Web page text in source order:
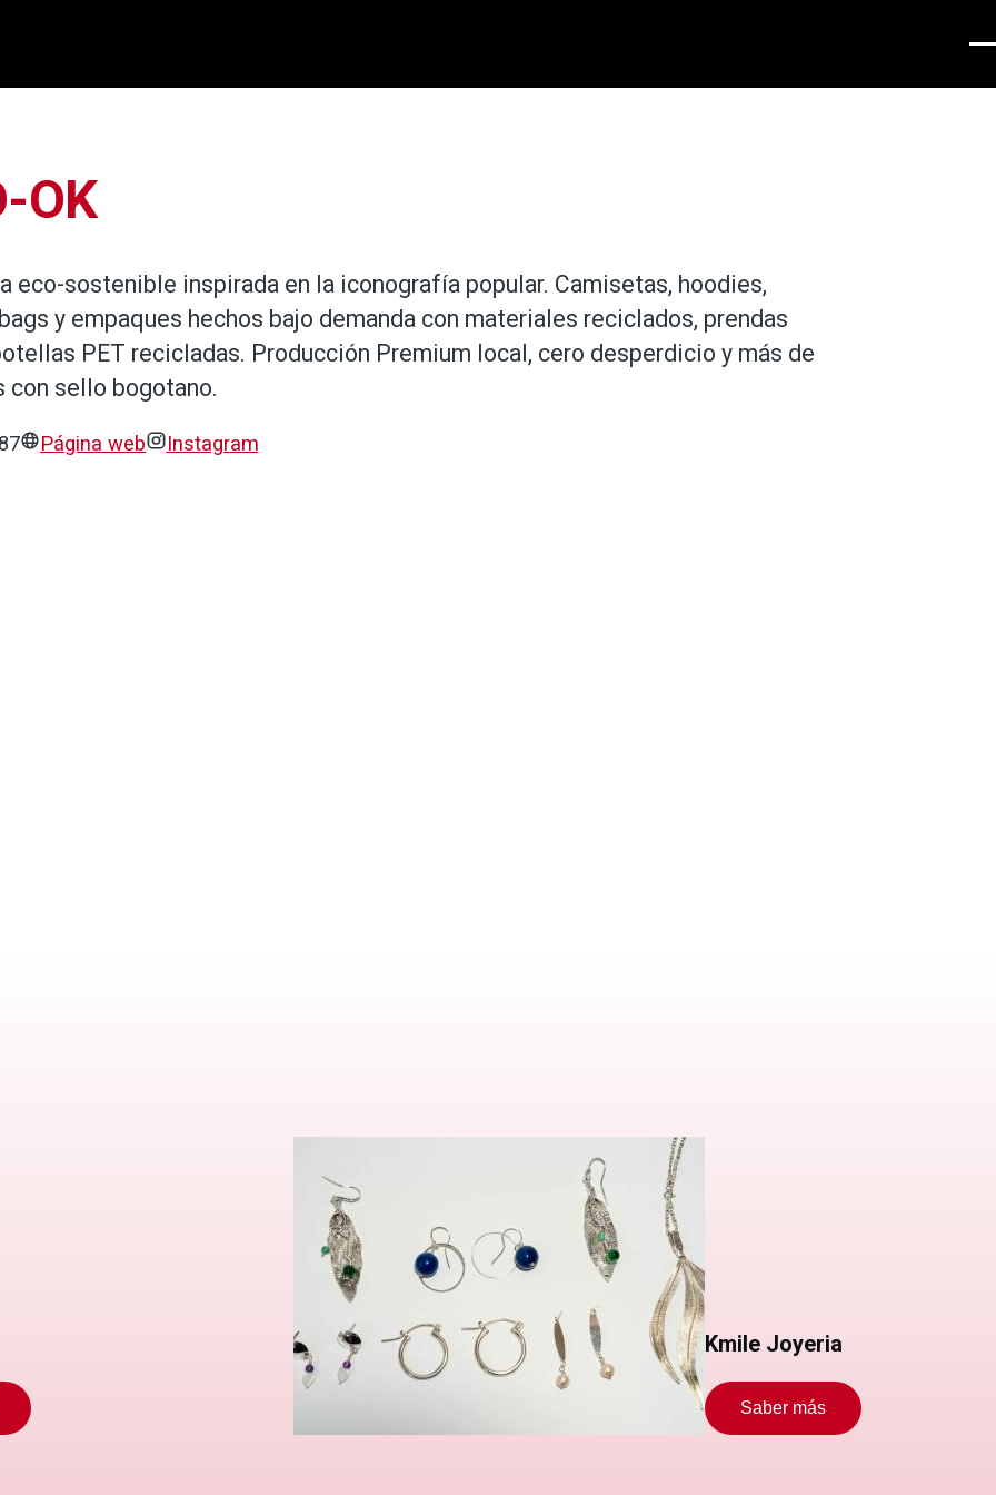
OK
eco-sostenible inspirada en la iconografía popular. Camisetas, hoodies,
y empaques hechos bajo demanda con materiales reciclados, prendas
PET recicladas. Producción Premium local, cero desperdicio y más de
con sello bogotano.
Página web Instagram
Kmile Joyeria
Saber más